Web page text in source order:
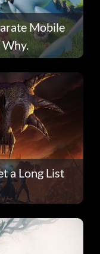
Mobile
Why.
a Long List